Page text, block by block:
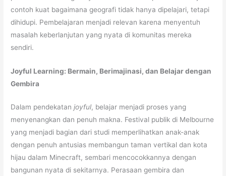
contoh kuat bagaimana geografi tidak hanya dipelajari, tetapi
dihidupi. Pembelajaran menjadi relevan karena menyentuh
masalah keberlanjutan yang nyata di komunitas mereka
sendiri.
Joyful Learning: Bermain, Berimajinasi, dan Belajar dengan
Gembira
Dalam pendekatanjoyful, belajar menjadi proses yang
menyenangkan dan penuh makna. Festival publik di Melbourne
yang menjadi bagian dari studi memperlihatkan anak-anak
dengan penuh antusias membangun taman vertikal dan kota
hijau dalam Minecraft, sembari mencocokkannya dengan
bangunan nyata di sekitarnya. Perasaan gembira dan